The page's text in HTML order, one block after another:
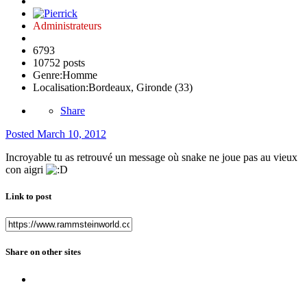
Administrateurs
6793
10752 posts
Genre:Homme
Localisation:Bordeaux, Gironde (33)
Share
Posted March 10, 2012
Incroyable tu as retrouvé un message où snake ne joue pas au vieux
con aigri
Link to post
Share on other sites